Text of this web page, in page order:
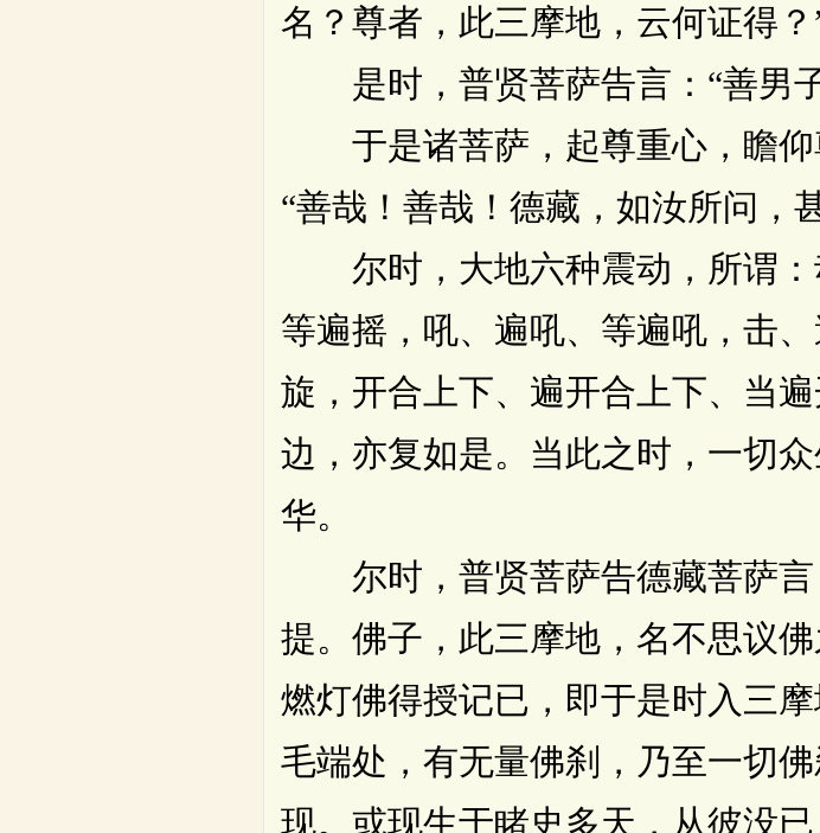
名？尊者，此三摩地，云何证得？
是时，普贤菩萨告言：“善男
于是诸菩萨，起尊重心，瞻仰
“善哉！善哉！德藏，如汝所问，
尔时，大地六种震动，所谓：
等遍摇，吼、遍吼、等遍吼，击
旋，开合上下、遍开合上下、当
边，亦复如是。当此之时，一切
华。
尔时，普贤菩萨告德藏菩萨言
提。佛子，此三摩地，名不思议
燃灯佛得授记已，即于是时入三
毛端处，有无量佛刹，乃至一切
现。或现生于睹史多天，从彼没